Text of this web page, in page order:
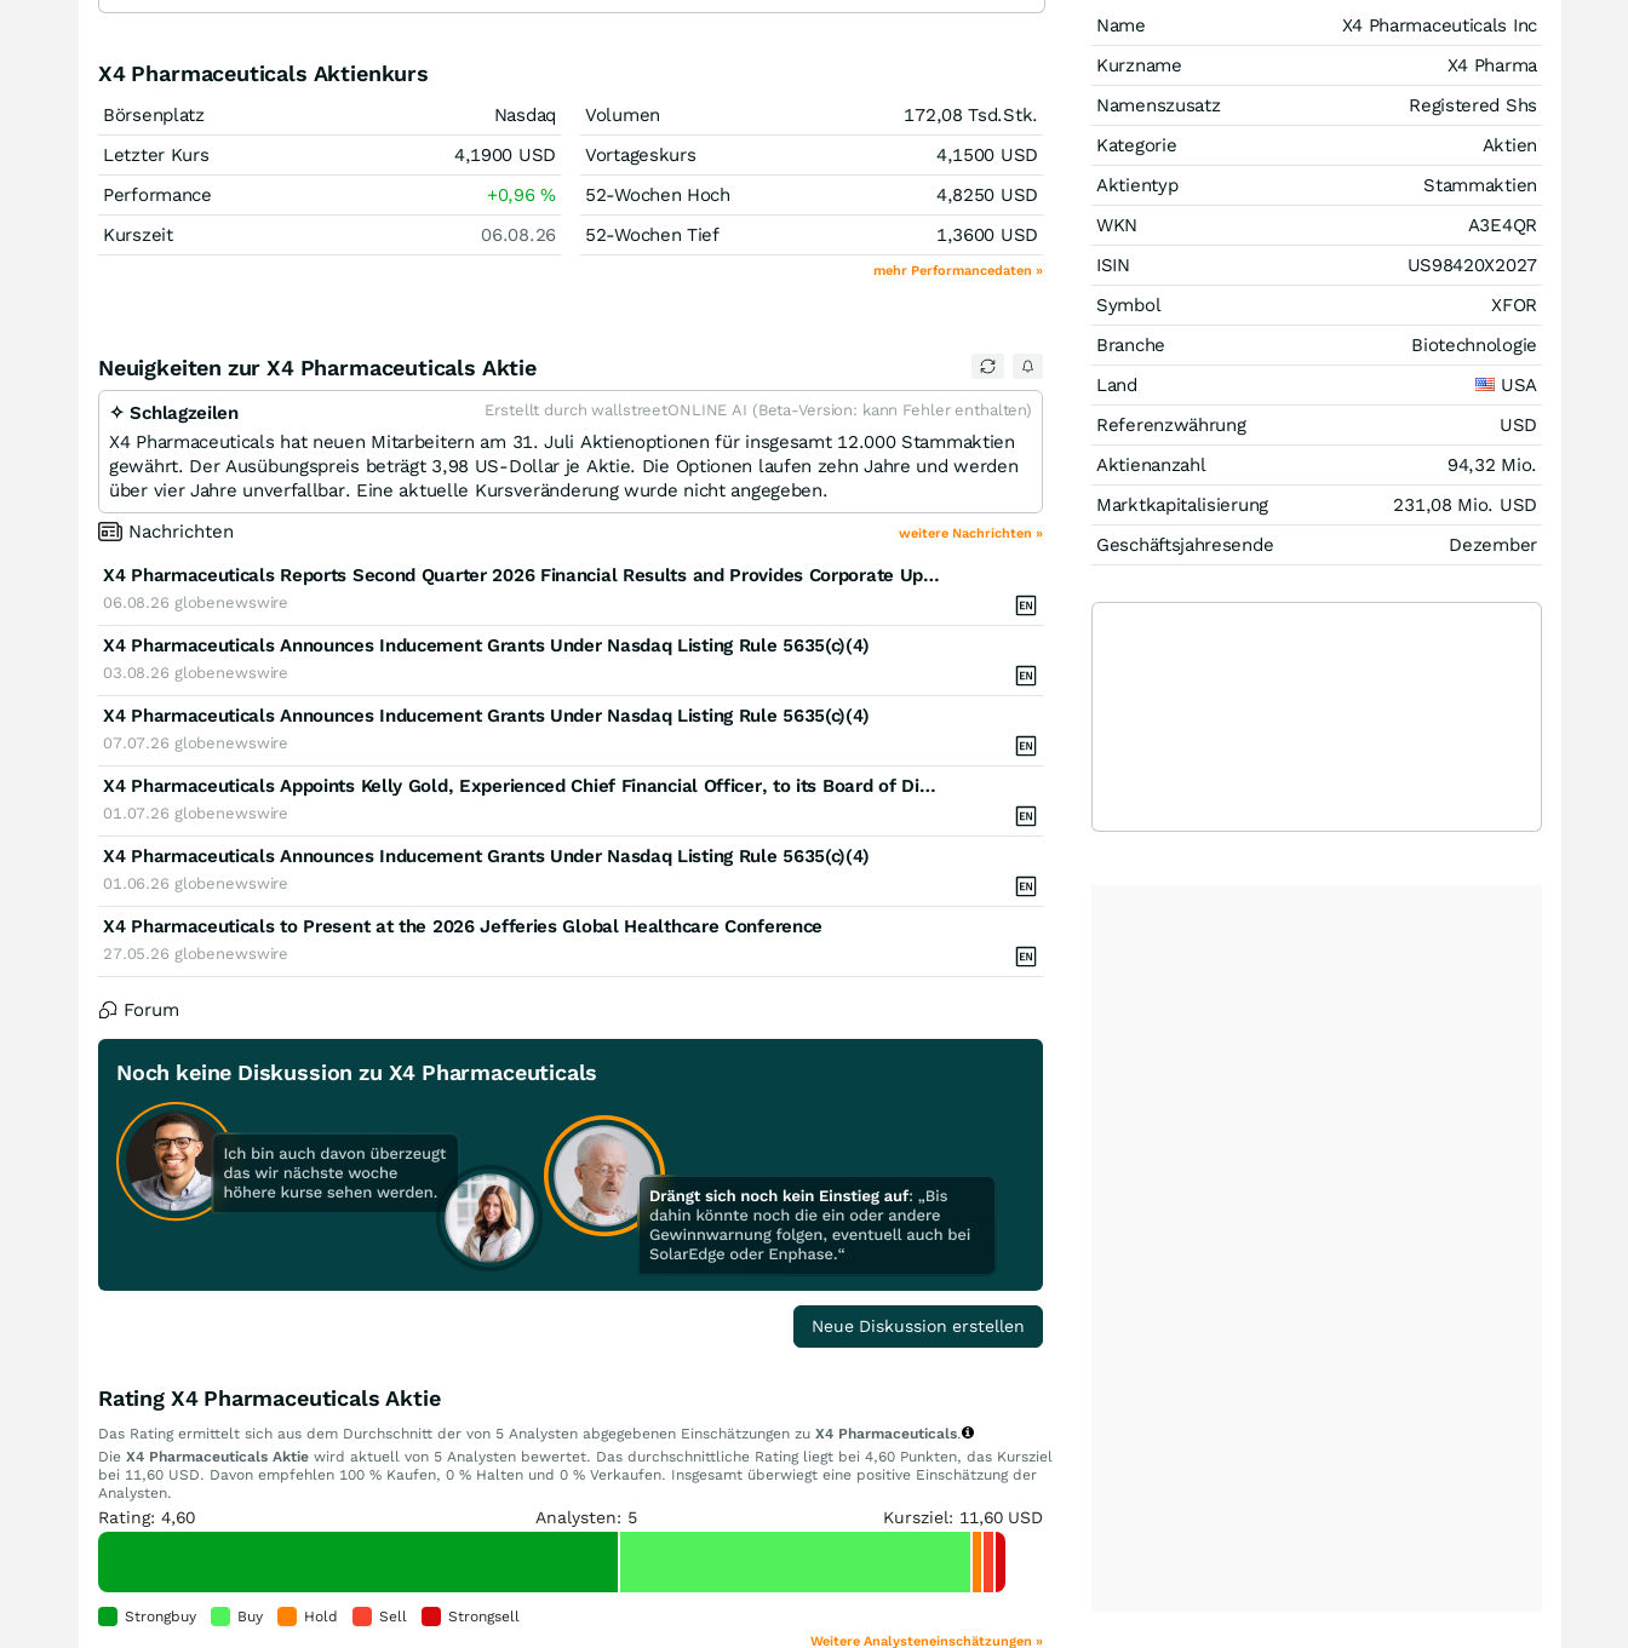
X4 Pharmaceuticals Aktienkurs
Börsenplatz
Nasdaq
Letzter Kurs
4,1900 USD
Performance
+0,96%
Kurszeit
06.08.26
Volumen 172,08 Tsd.Stk.
Vortageskurs
4,1500 USD
52-Wochen Hoch
4,8250 USD
52-Wochen Tief
1,3600 USD
mehr Performancedaten »
Neuigkeiten zur X4 Pharmaceuticals Aktie
✧ Schlagzeilen Erstellt durch wallstreetONLINE AI (Beta-Version: kann Fehler enthalten)
X4 Pharmaceuticals hat neuen Mitarbeitern am 31. Juli Aktienoptionen für insgesamt 12.000 Stammaktien
gewährt. Der Ausübungspreis beträgt 3,98 US-Dollar je Aktie. Die Optionen laufen zehn Jahre und werden
über vier Jahre unverfallbar. Eine aktuelle Kursveränderung wurde nicht angegeben.
Nachrichten
weitere Nachrichten »
X4 Pharmaceuticals Reports Second Quarter 2026 Financial Results and Provides Corporate Update
06.08.26 globenewswire
X4 Pharmaceuticals Announces Inducement Grants Under Nasdaq Listing Rule 5635(c)(4)
03.08.26 globenewswire
X4 Pharmaceuticals Announces Inducement Grants Under Nasdaq Listing Rule 5635(c)(4)
07.07.26 globenewswire
X4 Pharmaceuticals Appoints Kelly Gold, Experienced Chief Financial Officer, to its Board of Directors
01.07.26 globenewswire
X4 Pharmaceuticals Announces Inducement Grants Under Nasdaq Listing Rule 5635(c)(4)
01.06.26 globenewswire
X4 Pharmaceuticals to Present at the 2026 Jefferies Global Healthcare Conference
27.05.26 globenewswire
Forum
Noch keine Diskussion zu X4 Pharmaceuticals
Neue Diskussion erstellen
Rating X4 Pharmaceuticals Aktie
Das Rating ermittelt sich aus dem Durchschnitt der von 5 Analysten abgegebenen Einschätzungen zu X4 Pharmaceuticals.
Die X4 Pharmaceuticals Aktie wird aktuell von 5 Analysten bewertet. Das durchschnittliche Rating liegt bei 4,60 Punkten, das Kursziel
bei 11,60 USD. Davon empfehlen 100 % Kaufen, 0 % Halten und 0 % Verkaufen. Insgesamt überwiegt eine positive Einschätzung der
Analysten.
Rating: 4,60 Analysten: 5 Kursziel: 11,60 USD
Strongbuy Buy Hold Sell Strongsell
Weitere Analysteneinschätzungen »
Name
X4 Pharmaceuticals Inc
Kurzname
X4 Pharma
Namenszusatz
Registered Shs
Kategorie
Aktien
Aktientyp
Stammaktien
WKN
A3E4QR
ISIN
US98420X2027
Symbol
XFOR
Branche
Biotechnologie
Land
USA
Referenzwährung
USD
Aktienanzahl
94,32 Mio.
Marktkapitalisierung
231,08 Mio. USD
Geschäftsjahresende
Dezember